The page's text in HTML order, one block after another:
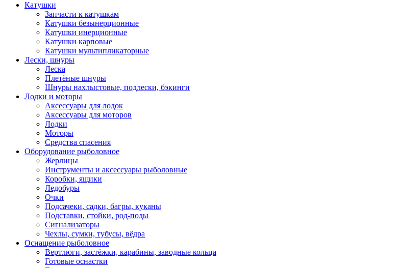
Катушки
Запчасти к катушкам
Катушки безынерционные
Катушки инерционные
Катушки карповые
Катушки мультипликаторные
Лески, шнуры
Леска
Плетёные шнуры
Шнуры нахлыстовые, подлески, бэкинги
Лодки и моторы
Аксессуары для лодок
Аксессуары для моторов
Лодки
Моторы
Средства спасения
Оборудование рыболовное
Жерлицы
Инструменты и аксессуары рыболовные
Коробки, ящики
Ледобуры
Очки
Подсачеки, садки, багры, куканы
Подставки, стойки, род-поды
Сигнализаторы
Чехлы, сумки, тубусы, вёдра
Оснащение рыболовное
Вертлюги, застёжки, карабины, заводные кольца
Готовые оснастки